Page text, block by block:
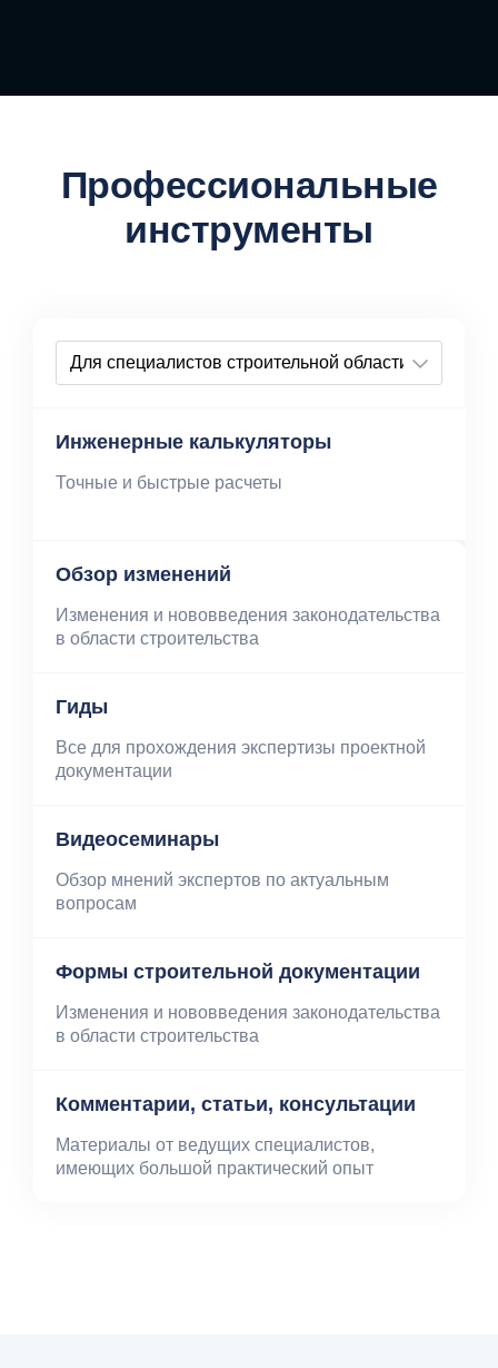
Профессиональные
инструменты
Инженерные калькуляторы
Точные и быстрые расчеты
Обзор изменений
Изменения и нововведения законодательства
в области строительства
Гиды
Все для прохождения экспертизы проектной
документации
Видеосеминары
Обзор мнений экспертов по актуальным
вопросам
Формы строительной документации
Изменения и нововведения законодательства
в области строительства
Комментарии, статьи, консультации
Материалы от ведущих специалистов,
имеющих большой практический опыт